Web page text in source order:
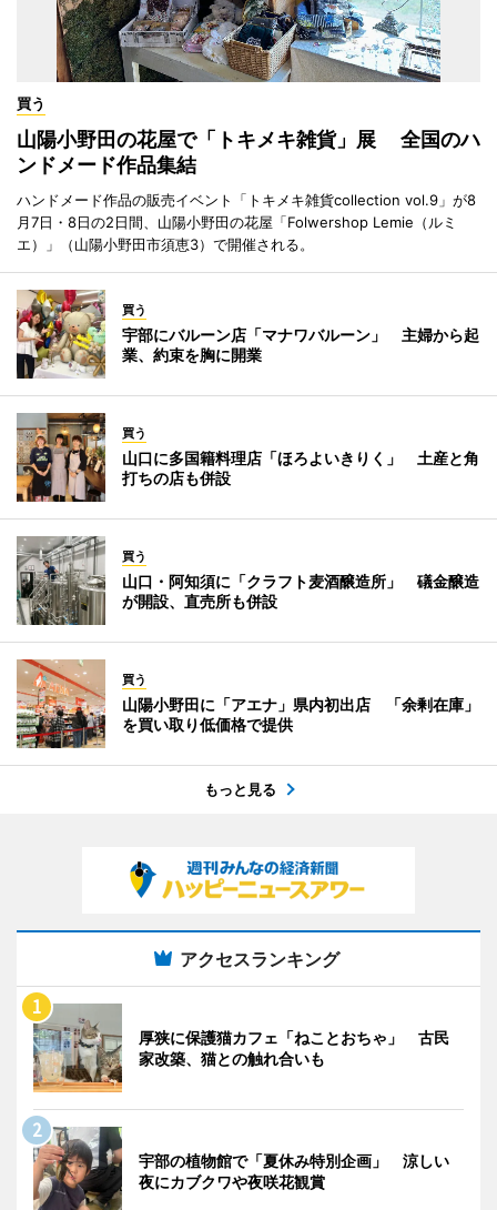
買う
山陽小野田の花屋で「トキメキ雑貨」展 全国のハ
ンドメード作品集結
ハンドメード作品の販売イベント「トキメキ雑貨collection vol.9」が8
月7日・8日の2日間、山陽小野田の花屋「Folwershop Lemie（ルミ
エ）」（山陽小野田市須恵3）で開催される。
買う
宇部にバルーン店「マナワバルーン」 主婦から起
業、約束を胸に開業
買う
山口に多国籍料理店「ほろよいきりく」 土産と角
打ちの店も併設
買う
山口・阿知須に「クラフト麦酒醸造所」 礒金醸造
が開設、直売所も併設
買う
山陽小野田に「アエナ」県内初出店 「余剰在庫」
を買い取り低価格で提供
もっと見る
アクセスランキング
厚狭に保護猫カフェ「ねことおちゃ」 古民
家改築、猫との触れ合いも
宇部の植物館で「夏休み特別企画」 涼しい
夜にカブクワや夜咲花観賞